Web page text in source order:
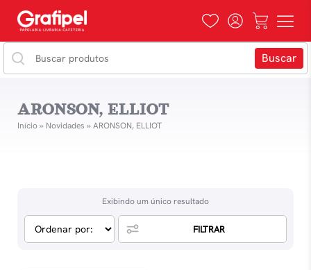
ARONSON, ELLIOT
Início» Novidades » ARONSON, ELLIOT
Exibindo um único resultado
FILTRAR